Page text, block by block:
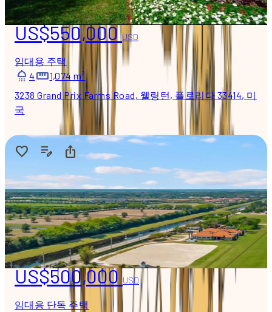
US$550,000USD
임대용 주택
4
1,074 m²
3238 Grand Prix Farms Road, 웰링턴, 플로리다 33414, 미
국
US$500,000USD
임대용 단독 주택